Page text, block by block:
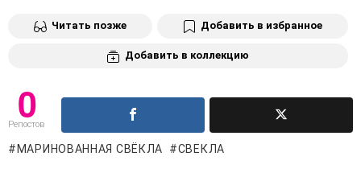
Читать позже Добавить в избранное
Добавить в коллекцию
0
Репостов
МАРИНОВАННАЯ СВЁКЛА СВЕКЛА